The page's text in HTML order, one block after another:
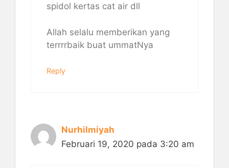
spidol kertas cat air dll
Allah selalu memberikan yang
terrrrbaik buat ummatNya
Reply
Nurhilmiyah
Februari 19, 2020 pada 3:20 am